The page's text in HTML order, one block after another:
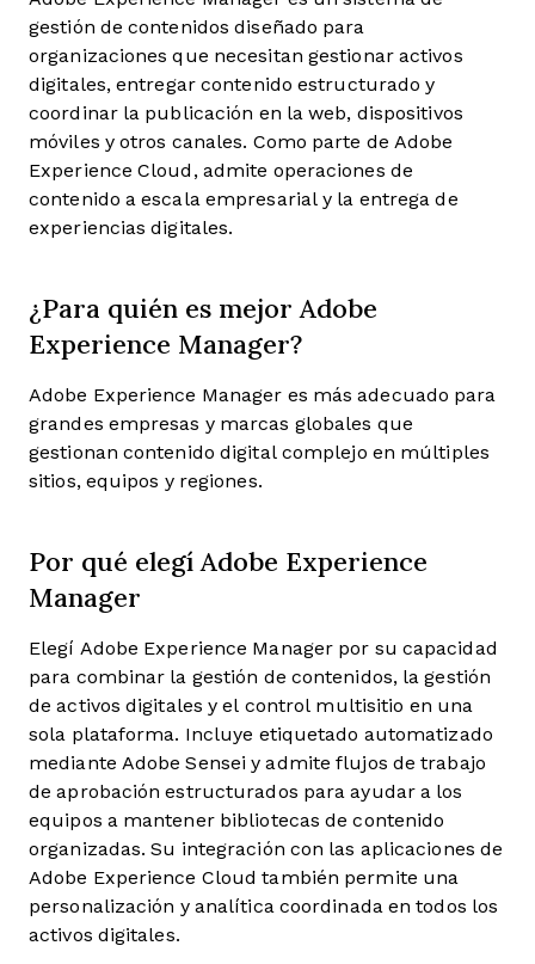
gestión de contenidos diseñado para
organizaciones que necesitan gestionar activos
digitales, entregar contenido estructurado y
coordinar la publicación en la web, dispositivos
móviles y otros canales. Como parte de Adobe
Experience Cloud, admite operaciones de
contenido a escala empresarial y la entrega de
experiencias digitales.
¿Para quién es mejor Adobe
Experience Manager?
Adobe Experience Manager es más adecuado para
grandes empresas y marcas globales que
gestionan contenido digital complejo en múltiples
sitios, equipos y regiones.
Por qué elegí Adobe Experience
Manager
Elegí Adobe Experience Manager por su capacidad
para combinar la gestión de contenidos, la gestión
de activos digitales y el control multisitio en una
sola plataforma. Incluye etiquetado automatizado
mediante Adobe Sensei y admite flujos de trabajo
de aprobación estructurados para ayudar a los
equipos a mantener bibliotecas de contenido
organizadas. Su integración con las aplicaciones de
Adobe Experience Cloud también permite una
personalización y analítica coordinada en todos los
activos digitales.